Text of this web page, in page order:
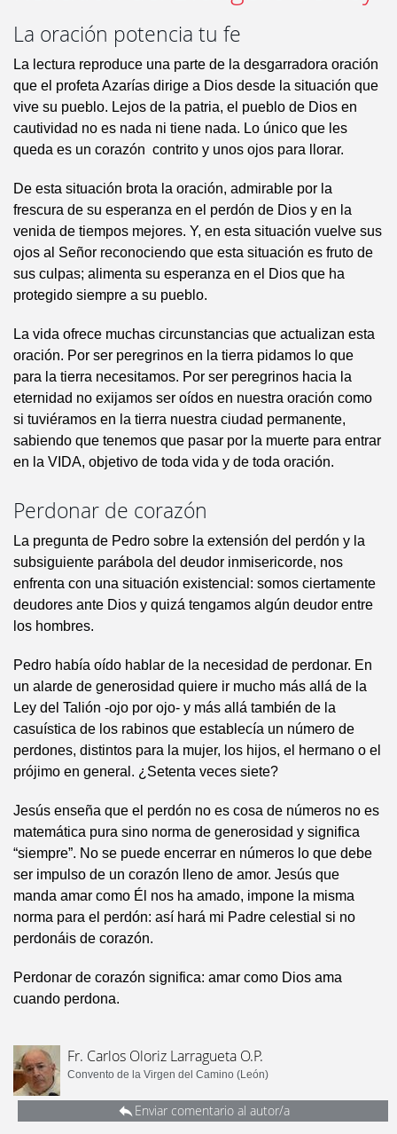
La oración potencia tu fe
La lectura reproduce una parte de la desgarradora oración
que el profeta Azarías dirige a Dios desde la situación que
vive su pueblo. Lejos de la patria, el pueblo de Dios en
cautividad no es nada ni tiene nada. Lo único que les
queda es un corazón contrito y unos ojos para llorar.
De esta situación brota la oración, admirable por la
frescura de su esperanza en el perdón de Dios y en la
venida de tiempos mejores. Y, en esta situación vuelve sus
ojos al Señor reconociendo que esta situación es fruto de
sus culpas; alimenta su esperanza en el Dios que ha
protegido siempre a su pueblo.
La vida ofrece muchas circunstancias que actualizan esta
oración. Por ser peregrinos en la tierra pidamos lo que
para la tierra necesitamos. Por ser peregrinos hacia la
eternidad no exijamos ser oídos en nuestra oración como
si tuviéramos en la tierra nuestra ciudad permanente,
sabiendo que tenemos que pasar por la muerte para entrar
en la VIDA, objetivo de toda vida y de toda oración.
Perdonar de corazón
La pregunta de Pedro sobre la extensión del perdón y la
subsiguiente parábola del deudor inmisericorde, nos
enfrenta con una situación existencial: somos ciertamente
deudores ante Dios y quizá tengamos algún deudor entre
los hombres.
Pedro había oído hablar de la necesidad de perdonar. En
un alarde de generosidad quiere ir mucho más allá de la
Ley del Talión -ojo por ojo- y más allá también de la
casuística de los rabinos que establecía un número de
perdones, distintos para la mujer, los hijos, el hermano o el
prójimo en general. ¿Setenta veces siete?
Jesús enseña que el perdón no es cosa de números no es
matemática pura sino norma de generosidad y significa
“siempre”. No se puede encerrar en números lo que debe
ser impulso de un corazón lleno de amor. Jesús que
manda amar como Él nos ha amado, impone la misma
norma para el perdón: así hará mi Padre celestial si no
perdonáis de corazón.
Perdonar de corazón significa: amar como Dios ama
cuando perdona.
Fr. Carlos Oloriz Larragueta O.P.
Convento de la Virgen del Camino (León)
Enviar comentario al autor/a